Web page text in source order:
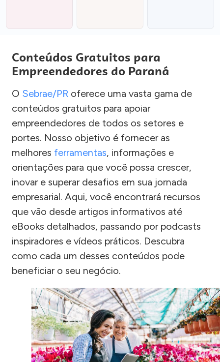
Conteúdos Gratuitos para
Empreendedores do Paraná
O Sebrae/PR oferece uma vasta gama de
conteúdos gratuitos para apoiar
empreendedores de todos os setores e
portes. Nosso objetivo é fornecer as
melhores ferramentas, informações e
orientações para que você possa crescer,
inovar e superar desafios em sua jornada
empresarial. Aqui, você encontrará recursos
que vão desde artigos informativos até
eBooks detalhados, passando por podcasts
inspiradores e vídeos práticos. Descubra
como cada um desses conteúdos pode
beneficiar o seu negócio.